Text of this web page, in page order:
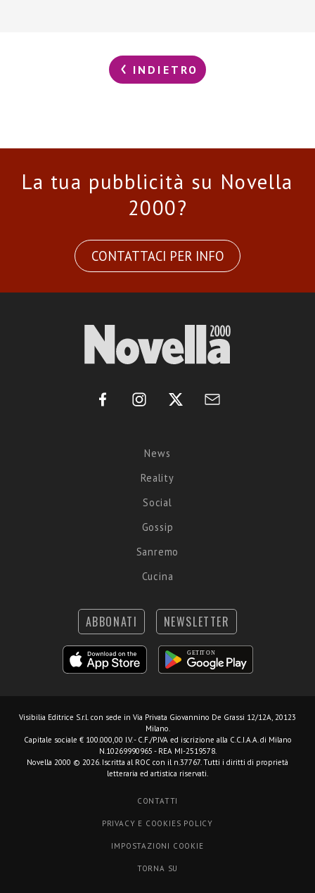
INDIETRO
La tua pubblicità su Novella
2000?
CONTATTACI PER INFO
News
Reality
Social
Gossip
Sanremo
Cucina
ABBONATI NEWSLETTER
Visibilia Editrice S.r.l. con sede in Via Privata Giovannino De Grassi 12/12A, 20123
Milano.
Capitale sociale € 100.000,00 I.V. - C.F./P.IVA ed iscrizione alla C.C.I.A.A. di Milano
N.10269990965 - REA MI-2519578.
Novella 2000 © 2026. Iscritta al ROC con il n.37767. Tutti i diritti di proprietà
letteraria ed artistica riservati.
CONTATTI
PRIVACY E COOKIES POLICY
IMPOSTAZIONI COOKIE
TORNA SU